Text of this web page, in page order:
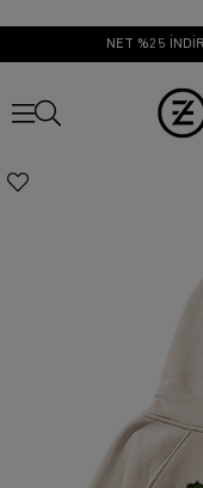
NET %25